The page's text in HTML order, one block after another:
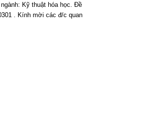
Kỹ thuật hóa học. Đề
. Kính mời các đ/c quan